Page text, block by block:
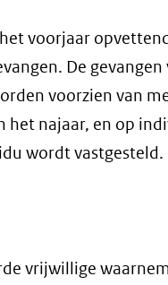
voorjaar
De
voorzien van
najaar, en op
wordt
vrijwillige